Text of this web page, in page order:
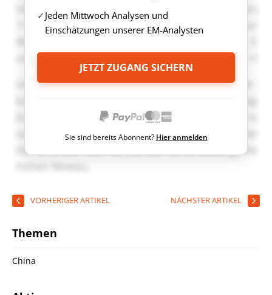
Jeden Mittwoch Analysen und
Einschätzungen unserer EM-Analysten
JETZT ZUGANG SICHERN
Sie sind bereits Abonnent? Hier anmelden
VORHERIGER ARTIKEL NÄCHSTER ARTIKEL
Themen
China